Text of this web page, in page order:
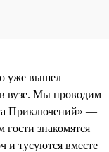
уже вышел
вузе. Мы проводим
Приключений» —
знакомятся
и тусуются вместе